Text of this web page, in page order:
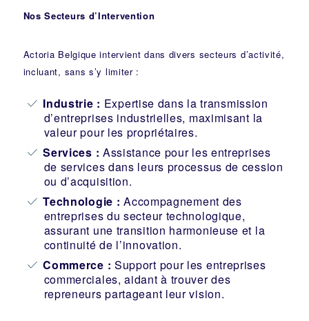
Nos Secteurs d’Intervention
Actoria Belgique intervient dans divers secteurs d’activité,
incluant, sans s’y limiter :
Industrie : Expertise dans la transmission
d’entreprises industrielles, maximisant la
valeur pour les propriétaires.
Services : Assistance pour les entreprises
de services dans leurs processus de cession
ou d’acquisition.
Technologie : Accompagnement des
entreprises du secteur technologique,
assurant une transition harmonieuse et la
continuité de l’innovation.
Commerce : Support pour les entreprises
commerciales, aidant à trouver des
repreneurs partageant leur vision.